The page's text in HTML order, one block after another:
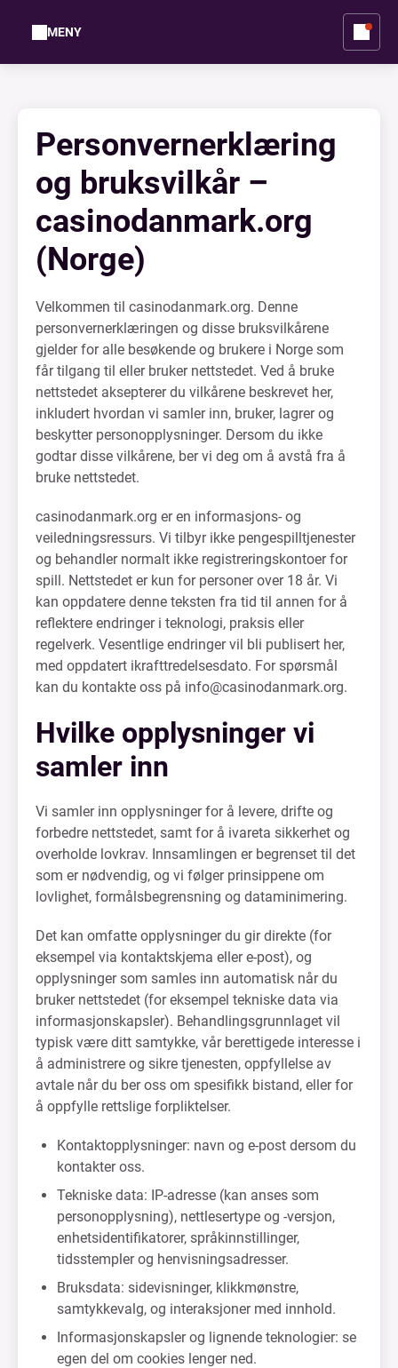
MENY
Personvernerklæring
og bruksvilkår –
casinodanmark.org
(Norge)
Velkommen til casinodanmark.org. Denne
personvernerklæringen og disse bruksvilkårene
gjelder for alle besøkende og brukere i Norge som
får tilgang til eller bruker nettstedet. Ved å bruke
nettstedet aksepterer du vilkårene beskrevet her,
inkludert hvordan vi samler inn, bruker, lagrer og
beskytter personopplysninger. Dersom du ikke
godtar disse vilkårene, ber vi deg om å avstå fra å
bruke nettstedet.
casinodanmark.org er en informasjons- og
veiledningsressurs. Vi tilbyr ikke pengespilltjenester
og behandler normalt ikke registreringskontoer for
spill. Nettstedet er kun for personer over 18 år. Vi
kan oppdatere denne teksten fra tid til annen for å
reflektere endringer i teknologi, praksis eller
regelverk. Vesentlige endringer vil bli publisert her,
med oppdatert ikrafttredelsesdato. For spørsmål
kan du kontakte oss på info@casinodanmark.org.
Hvilke opplysninger vi
samler inn
Vi samler inn opplysninger for å levere, drifte og
forbedre nettstedet, samt for å ivareta sikkerhet og
overholde lovkrav. Innsamlingen er begrenset til det
som er nødvendig, og vi følger prinsippene om
lovlighet, formålsbegrensning og dataminimering.
Det kan omfatte opplysninger du gir direkte (for
eksempel via kontaktskjema eller e-post), og
opplysninger som samles inn automatisk når du
bruker nettstedet (for eksempel tekniske data via
informasjonskapsler). Behandlingsgrunnlaget vil
typisk være ditt samtykke, vår berettigede interesse i
å administrere og sikre tjenesten, oppfyllelse av
avtale når du ber oss om spesifikk bistand, eller for
å oppfylle rettslige forpliktelser.
Kontaktopplysninger: navn og e-post dersom du
kontakter oss.
Tekniske data: IP-adresse (kan anses som
personopplysning), nettlesertype og -versjon,
enhetsidentifikatorer, språkinnstillinger,
tidsstempler og henvisningsadresser.
Bruksdata: sidevisninger, klikkmønstre,
samtykkevalg, og interaksjoner med innhold.
Informasjonskapsler og lignende teknologier: se
egen del om cookies lenger ned.